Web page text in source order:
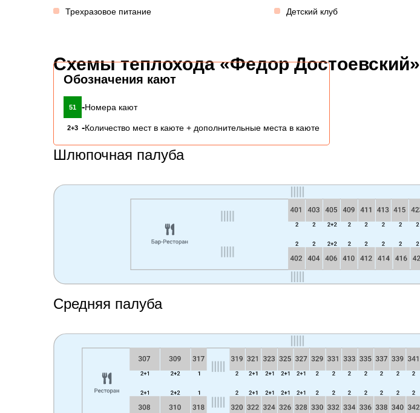
Трехразовое питание Детский клуб
Схемы теплохода «Федор Достоевский»
Обозначения кают
51 -Номера кают
2+3 -Количество мест в каюте + дополнительные места в каюте
Шлюпочная палуба
Средняя палуба